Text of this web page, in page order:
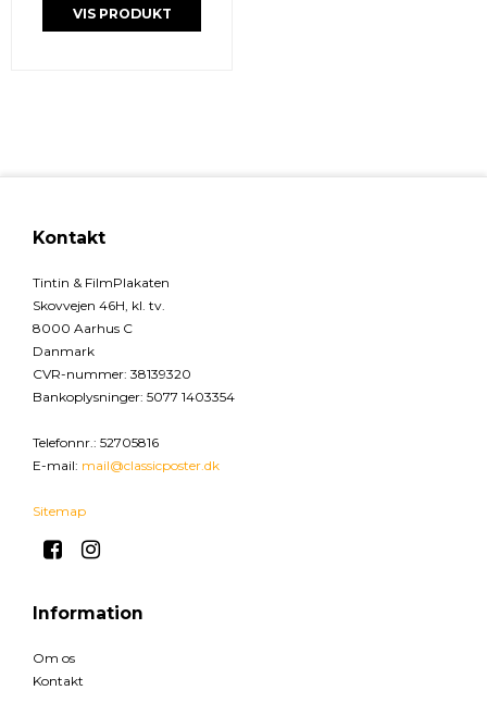
VIS PRODUKT
Kontakt
Tintin & FilmPlakaten
Skovvejen 46H, kl. tv.
8000 Aarhus C
Danmark
CVR-nummer: 38139320
Bankoplysninger: 5077 1403354
Telefonnr.: 52705816
E-mail: mail@classicposter.dk
Sitemap
Information
Om os
Kontakt